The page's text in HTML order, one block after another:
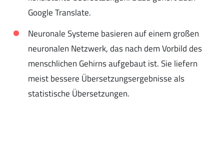
Google Translate.
Neuronale Systeme basieren auf einem großen
neuronalen Netzwerk, das nach dem Vorbild des
menschlichen Gehirns aufgebaut ist. Sie liefern
meist bessere Übersetzungsergebnisse als
statistische Übersetzungen.